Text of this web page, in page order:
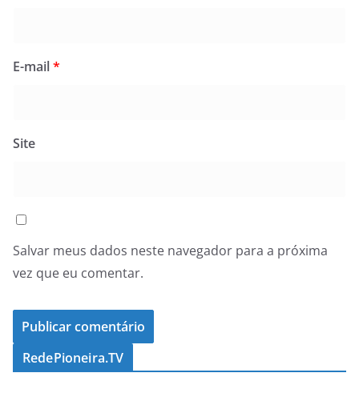
E-mail*
Site
Salvar meus dados neste navegador para a próxima
vez que eu comentar.
RedePioneira.TV